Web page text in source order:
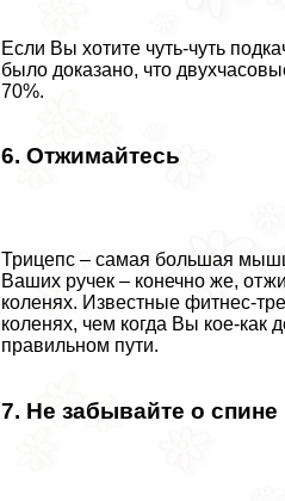
Если Вы хотите чуть-чуть
было доказано, что
70%.
6. Отжимайтесь
Трицепс – самая большая
Ваших ручек – конечно же,
коленях. Известные фитнес-
коленях, чем когда Вы кое-как
правильном пути.
7. Не забывайте о спине